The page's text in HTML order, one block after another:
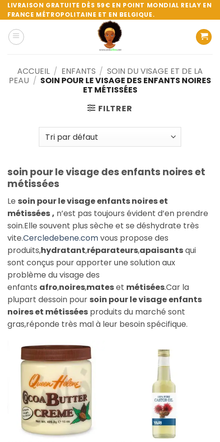
Passer
au
contenu
LIVRAISON GRATUITE DÈS 59€ EN POINT MONDIAL RELAY EN
FRANCE MÉTROPOLITAINE ET EN BELGIQUE.
ACCUEIL / ENFANTS / SOIN DU VISAGE ET DE LA
PEAU / SOIN POUR LE VISAGE DES ENFANTS NOIRES
ET MÉTISSÉES
FILTRER
soin pour le visage des enfants noires et
métissées
Le soin pour le visage enfants noires et
métissées, n’est pas toujours évident d’en prendre
soin.Elle souvent plus sèche et se déshydrate très
vite.Cercledebene.comvous propose des
produits,hydratant,réparateurs,apaisantsqui
sont conçus pour apporter une solution aux
problème du visage des
enfants afro,noires,mateset métisées.Car la
plupart dessoin pour soin pour le visage enfants
noires et métissées produits du marché sont
gras,réponde très mal à leur besoin spécifique.